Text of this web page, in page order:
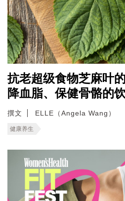
抗老超级食物芝麻叶
降血脂、保健骨骼的
撰文 ELLE（Angela Wang）
健康养生